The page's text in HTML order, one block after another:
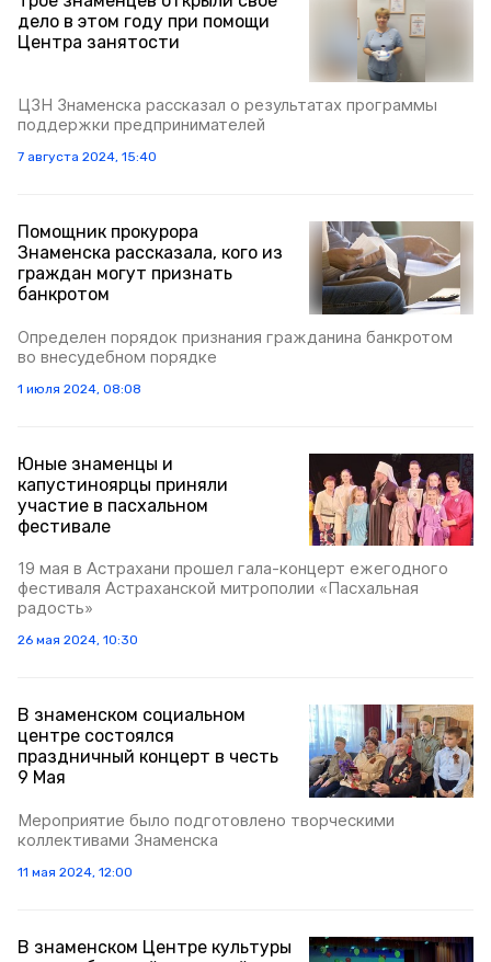
дело в этом году при помощи
Центра занятости
ЦЗН Знаменска рассказал о результатах программы
поддержки предпринимателей
7 августа 2024, 15:40
Помощник прокурора
Знаменска рассказала, кого из
граждан могут признать
банкротом
Определен порядок признания гражданина банкротом
во внесудебном порядке
1 июля 2024, 08:08
Юные знаменцы и
капустиноярцы приняли
участие в пасхальном
фестивале
19 мая в Астрахани прошел гала-концерт ежегодного
фестиваля Астраханской митрополии «Пасхальная
радость»
26 мая 2024, 10:30
В знаменском социальном
центре состоялся
праздничный концерт в честь
9 Мая
Мероприятие было подготовлено творческими
коллективами Знаменска
11 мая 2024, 12:00
В знаменском Центре культуры